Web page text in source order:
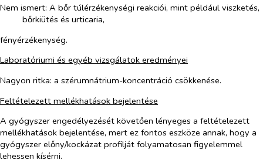
Nem ismert: A bőr túlérzékenységi reakciói, mint például viszketés,
bőrkiütés és urticaria,
fényérzékenység.
Laboratóriumi és egyéb vizsgálatok eredményei
Nagyon ritka: a szérumnátrium-koncentráció csökkenése.
Feltételezett mellékhatások bejelentése
A gyógyszer engedélyezését követően lényeges a feltételezett
mellékhatások bejelentése, mert ez fontos eszköze annak, hogy a
gyógyszer előny/kockázat profilját folyamatosan figyelemmel
lehessen kísérni.